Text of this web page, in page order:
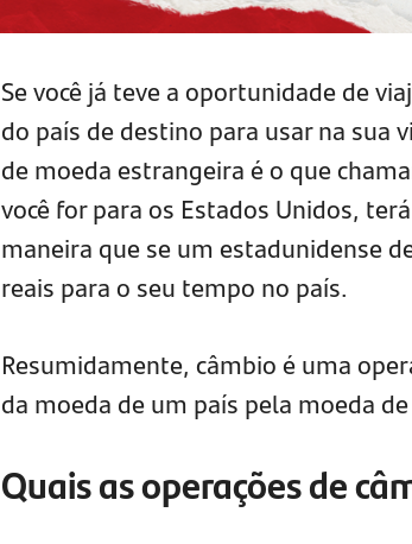
Se você já teve a oportunidade de
do país de destino para usar na sua
de moeda estrangeira é o que
você for para os Estados Unidos,
maneira que se um estadunidense
reais para o seu tempo no país.
Resumidamente, câmbio é uma
da moeda de um país pela moeda
Quais as operações de